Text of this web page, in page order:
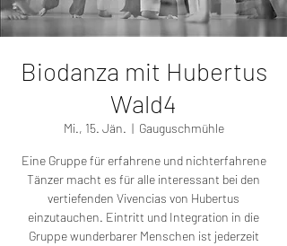
Biodanza mit Hubertus
Wald4
Mi., 15. Jän.
  |
Gauguschmühle
Eine Gruppe für erfahrene und nichterfahrene
Tänzer macht es für alle interessant bei den
vertiefenden Vivencias von Hubertus
einzutauchen. Eintritt und Integration in die
Gruppe wunderbarer Menschen ist jederzeit